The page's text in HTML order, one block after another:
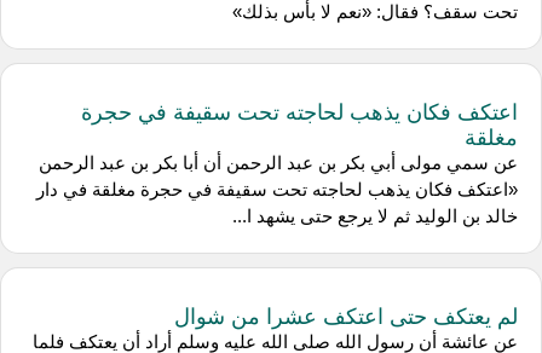
تحت سقف؟ فقال: «نعم لا بأس بذلك»
اعتكف فكان يذهب لحاجته تحت سقيفة في حجرة
مغلقة
عن سمي مولى أبي بكر بن عبد الرحمن أن أبا بكر بن عبد الرحمن
«اعتكف فكان يذهب لحاجته تحت سقيفة في حجرة مغلقة في دار
خالد بن الوليد ثم لا يرجع حتى يشهد ا...
لم يعتكف حتى اعتكف عشرا من شوال
عن عائشة أن رسول الله صلى الله عليه وسلم أراد أن يعتكف فلما